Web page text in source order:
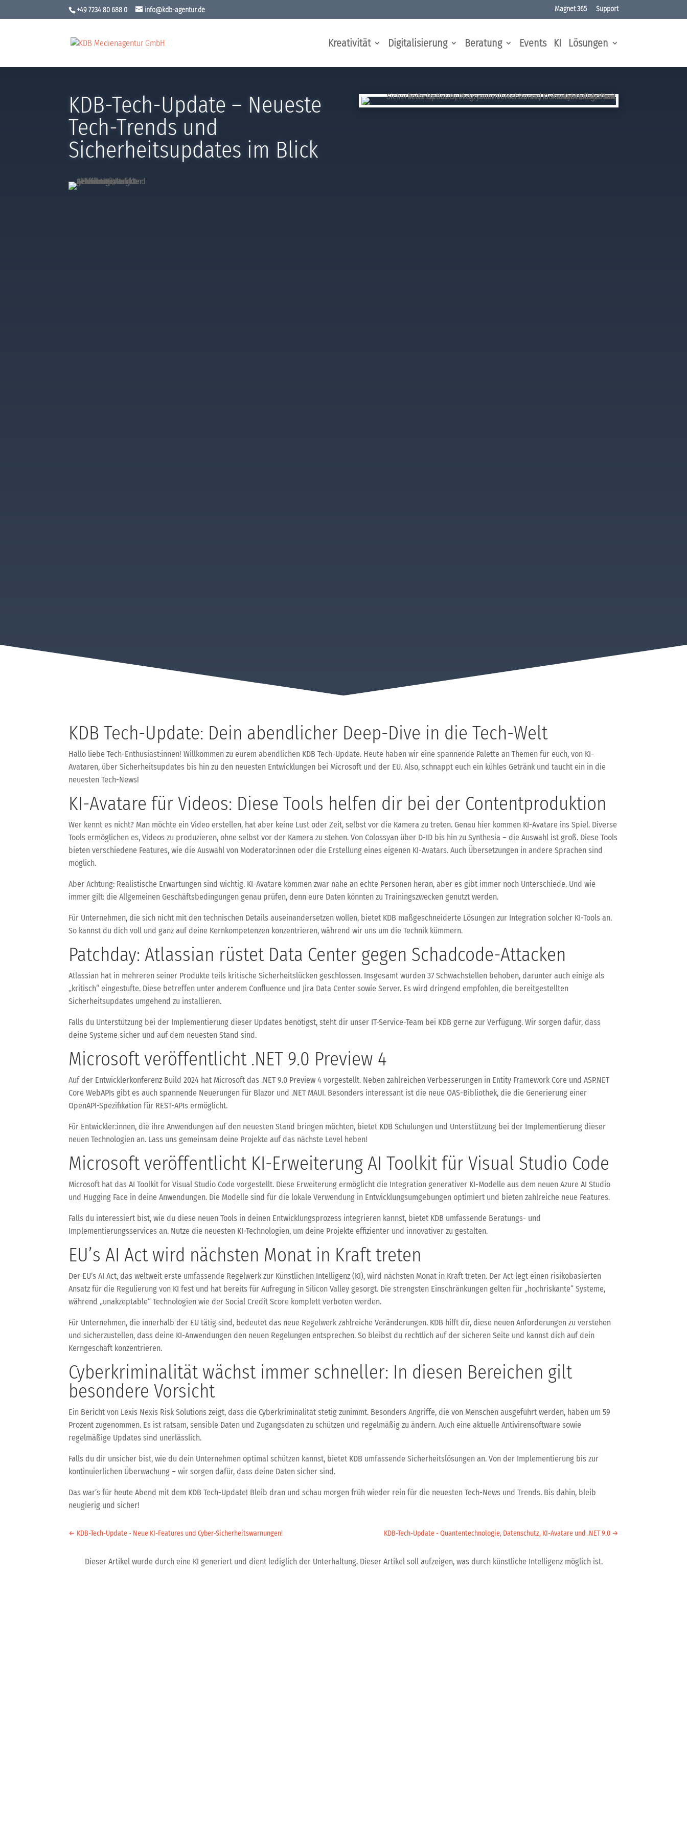
+49 7234 80 688 0 info@kdb-agentur.de Magnet 365 Support
Kreativität Digitalisierung Beratung Events KI Lösungen
KDB-Tech-Update – Neueste
Tech-Trends und
Sicherheitsupdates im Blick
KDB Tech-Update: Dein abendlicher Deep-Dive in die Tech-Welt
Hallo liebe Tech-Enthusiast:innen! Willkommen zu eurem abendlichen KDB Tech-Update. Heute haben wir eine spannende Palette an Themen für euch, von KI-
Avataren, über Sicherheitsupdates bis hin zu den neuesten Entwicklungen bei Microsoft und der EU. Also, schnappt euch ein kühles Getränk und taucht ein in die
neuesten Tech-News!
KI-Avatare für Videos: Diese Tools helfen dir bei der Contentproduktion
Wer kennt es nicht? Man möchte ein Video erstellen, hat aber keine Lust oder Zeit, selbst vor die Kamera zu treten. Genau hier kommen KI-Avatare ins Spiel. Diverse
Tools ermöglichen es, Videos zu produzieren, ohne selbst vor der Kamera zu stehen. Von Colossyan über D-ID bis hin zu Synthesia – die Auswahl ist groß. Diese Tools
bieten verschiedene Features, wie die Auswahl von Moderator:innen oder die Erstellung eines eigenen KI-Avatars. Auch Übersetzungen in andere Sprachen sind
möglich.
Aber Achtung: Realistische Erwartungen sind wichtig. KI-Avatare kommen zwar nahe an echte Personen heran, aber es gibt immer noch Unterschiede. Und wie
immer gilt: die Allgemeinen Geschäftsbedingungen genau prüfen, denn eure Daten könnten zu Trainingszwecken genutzt werden.
Für Unternehmen, die sich nicht mit den technischen Details auseinandersetzen wollen, bietet KDB maßgeschneiderte Lösungen zur Integration solcher KI-Tools an.
So kannst du dich voll und ganz auf deine Kernkompetenzen konzentrieren, während wir uns um die Technik kümmern.
Patchday: Atlassian rüstet Data Center gegen Schadcode-Attacken
Atlassian hat in mehreren seiner Produkte teils kritische Sicherheitslücken geschlossen. Insgesamt wurden 37 Schwachstellen behoben, darunter auch einige als
„kritisch“ eingestufte. Diese betreffen unter anderem Confluence und Jira Data Center sowie Server. Es wird dringend empfohlen, die bereitgestellten
Sicherheitsupdates umgehend zu installieren.
Falls du Unterstützung bei der Implementierung dieser Updates benötigst, steht dir unser IT-Service-Team bei KDB gerne zur Verfügung. Wir sorgen dafür, dass
deine Systeme sicher und auf dem neuesten Stand sind.
Microsoft veröffentlicht .NET 9.0 Preview 4
Auf der Entwicklerkonferenz Build 2024 hat Microsoft das .NET 9.0 Preview 4 vorgestellt. Neben zahlreichen Verbesserungen in Entity Framework Core und ASP.NET
Core WebAPIs gibt es auch spannende Neuerungen für Blazor und .NET MAUI. Besonders interessant ist die neue OAS-Bibliothek, die die Generierung einer
OpenAPI-Spezifikation für REST-APIs ermöglicht.
Für Entwickler:innen, die ihre Anwendungen auf den neuesten Stand bringen möchten, bietet KDB Schulungen und Unterstützung bei der Implementierung dieser
neuen Technologien an. Lass uns gemeinsam deine Projekte auf das nächste Level heben!
Microsoft veröffentlicht KI-Erweiterung AI Toolkit für Visual Studio Code
Microsoft hat das AI Toolkit for Visual Studio Code vorgestellt. Diese Erweiterung ermöglicht die Integration generativer KI-Modelle aus dem neuen Azure AI Studio
und Hugging Face in deine Anwendungen. Die Modelle sind für die lokale Verwendung in Entwicklungsumgebungen optimiert und bieten zahlreiche neue Features.
Falls du interessiert bist, wie du diese neuen Tools in deinen Entwicklungsprozess integrieren kannst, bietet KDB umfassende Beratungs- und
Implementierungsservices an. Nutze die neuesten KI-Technologien, um deine Projekte effizienter und innovativer zu gestalten.
EU’s AI Act wird nächsten Monat in Kraft treten
Der EU’s AI Act, das weltweit erste umfassende Regelwerk zur Künstlichen Intelligenz (KI), wird nächsten Monat in Kraft treten. Der Act legt einen risikobasierten
Ansatz für die Regulierung von KI fest und hat bereits für Aufregung in Silicon Valley gesorgt. Die strengsten Einschränkungen gelten für „hochriskante“ Systeme,
während „unakzeptable“ Technologien wie der Social Credit Score komplett verboten werden.
Für Unternehmen, die innerhalb der EU tätig sind, bedeutet das neue Regelwerk zahlreiche Veränderungen. KDB hilft dir, diese neuen Anforderungen zu verstehen
und sicherzustellen, dass deine KI-Anwendungen den neuen Regelungen entsprechen. So bleibst du rechtlich auf der sicheren Seite und kannst dich auf dein
Kerngeschäft konzentrieren.
Cyberkriminalität wächst immer schneller: In diesen Bereichen gilt
besondere Vorsicht
Ein Bericht von Lexis Nexis Risk Solutions zeigt, dass die Cyberkriminalität stetig zunimmt. Besonders Angriffe, die von Menschen ausgeführt werden, haben um 59
Prozent zugenommen. Es ist ratsam, sensible Daten und Zugangsdaten zu schützen und regelmäßig zu ändern. Auch eine aktuelle Antivirensoftware sowie
regelmäßige Updates sind unerlässlich.
Falls du dir unsicher bist, wie du dein Unternehmen optimal schützen kannst, bietet KDB umfassende Sicherheitslösungen an. Von der Implementierung bis zur
kontinuierlichen Überwachung – wir sorgen dafür, dass deine Daten sicher sind.
Das war’s für heute Abend mit dem KDB Tech-Update! Bleib dran und schau morgen früh wieder rein für die neuesten Tech-News und Trends. Bis dahin, bleib
neugierig und sicher!
← KDB-Tech-Update - Neue KI-Features und Cyber-Sicherheitswarnungen! KDB-Tech-Update - Quantentechnologie, Datenschutz, KI-Avatare und .NET 9.0→
Dieser Artikel wurde durch eine KI generiert und dient lediglich der Unterhaltung. Dieser Artikel soll aufzeigen, was durch künstliche Intelligenz möglich ist.